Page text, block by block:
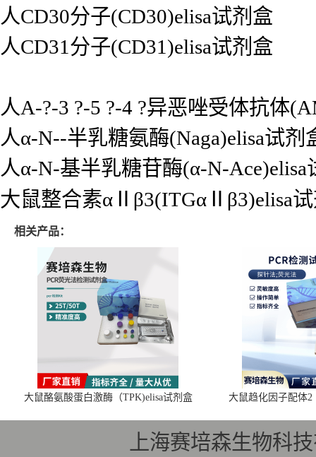
人CD30分子(CD30)elisa试剂盒
人CD31分子(CD31)elisa试剂盒
人Α-?-3 ?-5 ?-4 ?异恶唑受体抗体
人α-N--半乳糖氨酶(Naga)elisa试剂
人α-N-基半乳糖苷酶(α-N-Ace)elisa
大鼠整合素αⅡβ3(ITGαⅡβ3)elisa
相关产品：
大鼠酪氨酸蛋白激酶（TPK)elisa试剂盒 大鼠趋化因子配体2
上海赛培森生物科